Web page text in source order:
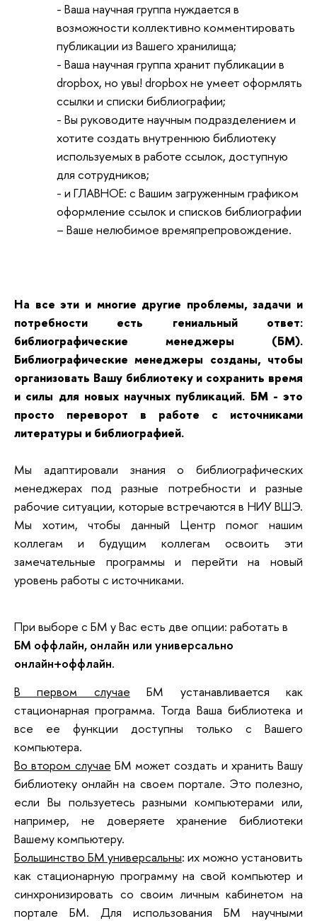
- Ваша научная группа нуждается в
возможности коллективно комментировать
публикации из Вашего хранилища;
- Ваша научная группа хранит публикации в
dropbox, но увы! dropbox не умеет оформлять
ссылки и списки библиографии;
- Вы руководите научным подразделением и
хотите создать внутреннюю библиотеку
используемых в работе ссылок, доступную
для сотрудников;
- и ГЛАВНОЕ: с Вашим загруженным графиком
оформление ссылок и списков библиографии
– Ваше нелюбимое времяпрепровождение.
На все эти и многие другие проблемы, задачи и
потребности есть гениальный ответ:
библиографические менеджеры (БМ).
Библиографические менеджеры созданы, чтобы
организовать Вашу библиотеку и сохранить время
и силы для новых научных публикаций. БМ - это
просто переворот в работе с источниками
литературы и библиографией.
Мы адаптировали знания о библиографических
менеджерах под разные потребности и разные
рабочие ситуации, которые встречаются в НИУ ВШЭ.
Мы хотим, чтобы данный Центр помог нашим
коллегам и будущим коллегам освоить эти
замечательные программы и перейти на новый
уровень работы с источниками.
При выборе с БМ у Вас есть две опции: работать в
БМ оффлайн, онлайн или универсально
онлайн+оффлайн.
В первом случае БМ устанавливается как
стационарная программа. Тогда Ваша библиотека и
все ее функции доступны только с Вашего
компьютера.
Во втором случае БМ может создать и хранить Вашу
библиотеку онлайн на своем портале. Это полезно,
если Вы пользуетесь разными компьютерами или,
например, не доверяете хранение библиотеки
Вашему компьютеру.
Большинство БМ универсальны: их можно установить
как стационарную программу на свой компьютер и
синхронизировать со своим личным кабинетом на
портале БМ. Для использования БМ научными